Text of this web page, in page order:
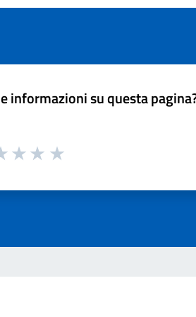
informazioni su questa